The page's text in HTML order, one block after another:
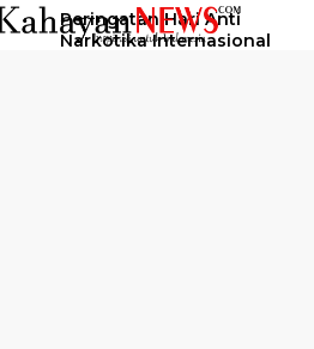
Peringatan Hari Anti
Narkotika Internasional